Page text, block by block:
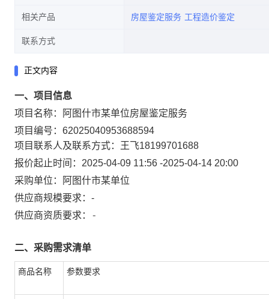
相关产品 房屋鉴定服务 工程造价鉴定
联系方式
正文内容
一、项目信息
项目名称：
阿图什市某单位房屋鉴定服务
项目编号： 62025040953688594
项目联系人及联系方式：
王飞18199701688
报价起止时间： 2025-04-09 11:56 -2025-04-14 20:00
采购单位：
阿图什市某单位
供应商规模要求： -
供应商资质要求：
-
二、采购需求清单
商品名称 参数要求